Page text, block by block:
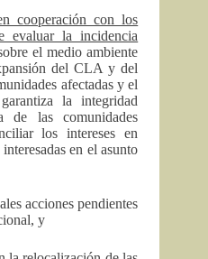
cooperación con los
evaluar la incidencia
el medio ambiente
del CLA y del
afectadas y el
la integridad
de las comunidades
los intereses en
en el asunto
acciones pendientes
y